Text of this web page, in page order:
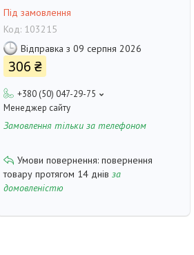
Під замовлення
Код: 103215
Відправка з 09 серпня 2026
306 ₴
+380 (50) 047-29-75
Менеджер сайту
Замовлення тільки за телефоном
повернення
товару протягом 14 днів за
домовленістю